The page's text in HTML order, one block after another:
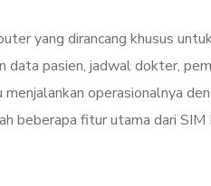
yang dirancang khusus
pasien, jadwal dokter,
operasionalnya
beberapa fitur utama dari SIM